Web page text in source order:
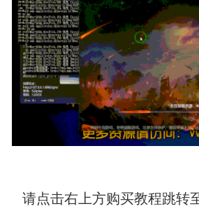
请点击右上方购买教程跳转